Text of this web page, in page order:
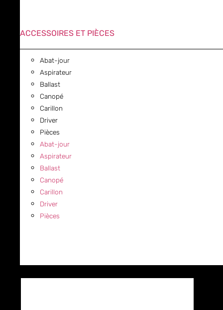
ACCESSOIRES ET PIÈCES
Abat-jour
Aspirateur
Ballast
Canopé
Carillon
Driver
Pièces
Abat-jour
Aspirateur
Ballast
Canopé
Carillon
Driver
Pièces